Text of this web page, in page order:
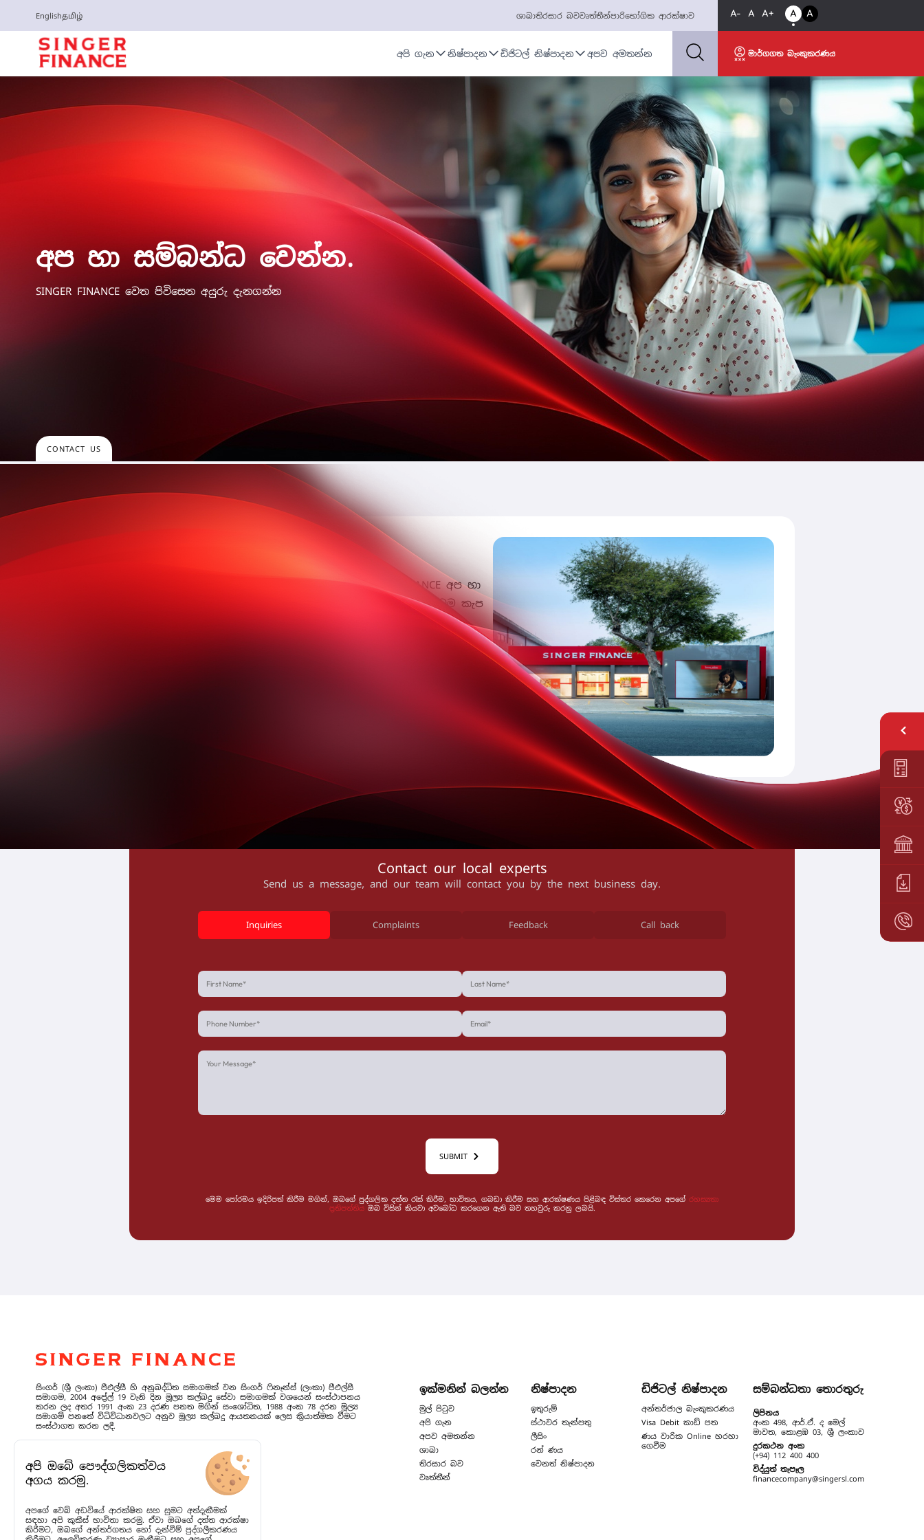
Englishதமிழ் ශාඛාතිරසාර බවවෘත්තීන්පාරිභෝගික ආරක්ෂාව A- A A+ A A
අපි ගැන නිෂ්පාදන ඩිජිටල් නිෂ්පාදන අපව අමතන්න මාර්ගගත බැංකුකරණය
අප හා සම්බන්ධ වෙන්න.
SINGER FINANCE වෙත පිවිසෙන අයුරු දැනගන්න
CONTACT US
පහත සඳහන් ඕනෑම ආකාරයකින් ඔබට SINGER FINANCE අප හා
සම්බන්ධ විය හැක. අප ඔබගේ සේවය වෙනුවෙන් සෑම විටම කැප
Contact our local experts
Send us a message, and our team will contact you by the next business day.
Inquiries Complaints Feedback Call back
SUBMIT
මෙම පෝරමය ඉදිරිපත් කිරීම මගින්, ඔබගේ පුද්ගලික දත්ත රැස් කිරීම, භාවිතය, ගබඩා කිරීම සහ ආරක්ෂණය පිළිබඳ විස්තර කෙරෙන අපගේ රහස්‍යතා
ප්‍රතිපත්තියඔබ විසින් කියවා අවබෝධ කරගෙන ඇති බව තහවුරු කරනු ලබයි.
අපි ඔබේ පෞද්ගලිකත්වය
අගය කරමු.
අපගේ වෙබ් අඩවියේ ආරක්ෂිත සහ සුමට අත්දැකීමක්
සඳහා අපි කුකීස් භාවිතා කරමු. ඒවා ඔබගේ දත්ත ආරක්ෂා
කිරීමට, ඔබගේ අන්තර්ගතය හෝ දැන්වීම් පුද්ගලීකරණය
සිංගර් (ශ්‍රී ලංකා) පීඑල්සී හි අනුබද්ධිත සමාගමක් වන සිංගර් ෆිනෑන්ස් (ලංකා) පීඑල්සී
සමාගම, 2004 අප්‍රේල් 19 වැනි දින මූල්‍ය කල්බදු සේවා සමාගමක් වශයෙන් සංස්ථාපනය
කරන ලද අතර 1991 අංක 23 දරණ පනත මගින් සංශෝධිත, 1988 අංක 78 දරන මූල්‍ය
සමාගම් පනතේ විධිවිධානවලට අනුව මූල්‍ය කල්බදු ආයතනයක් ලෙස ක්‍රියාත්මක වීමට
සංස්ථාගත කරන ලදී.
Fitch Ratings: BBB+ (lka)
ඉක්මනින් බලන්න
මුල් පිටුව
අපි ගැන
අපව අමතන්න
ශාඛා
තිරසාර බව
වෘත්තීන්
නිෂ්පාදන
ඉතුරුම්
ස්ථාවර තැන්පතු
ලීසිං
රන් ණය
වෙනත් නිෂ්පාදන
ඩිජිටල් නිෂ්පාදන
අන්තර්ජාල බැංකුකරණය
Visa Debit කාඩ් පත
ණය වාරික Online හරහා
ගෙවීම
සම්බන්ධතා තොරතුරු
ලිපිනය
අංක 498, ආර්.ඒ. ද මෙල්
මාවත, කොළඹ 03, ශ්‍රී ලංකාව
දුරකථන අංක
(+94) 112 400 400
විද්යුත් තැපෑල
financecompany@singersl.com